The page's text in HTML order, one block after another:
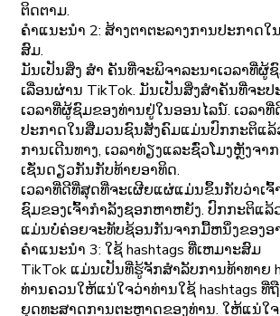
ຕິດຕາມ.
ຄໍາແນະນໍາ 2: ສ້າງຕາຕະລາງການປະກາດໃ
ສົມ.
ມັນເປັນສິ່ງ ສຳ ຄັນທີ່ຈະພິຈາລະນາເວລາທີ່ຜູ້
ເລື່ອນຜ່ານ TikTok. ມັນເປັນສິ່ງສໍາຄັນທີ່ຈະ
ເວລາທີ່ຜູ້ຊົມຂອງທ່ານຢູ່ໃນອອນໄລນ໌. ເວລາ
ປະກາດໃນສື່ມວນຊົນສັງຄົມແມ່ນປົກກະຕິແລ້
ການເດີນທາງ, ເວລາທ່ຽງແລະຊົ່ວໂມງຫຼັງຈາ
ເຊັ່ນດຽວກັນກັບທ້າຍອາທິດ.
ເວລາທີ່ດີທີ່ສຸດທີ່ຈະເຜີຍແຜ່ແມ່ນຂຶ້ນກັບວ່າເຈົ້
ຊົມຂອງເຈົ້າກໍາລັງຊອກຫາຫຍັງ. ປົກກະຕິແລ້
ແມ່ນບໍ່ຄ່ອຍຈະທັບຊ້ອນກັນຈາກມື້ຫນຶ່ງຂອງອ
ຄໍາແນະນໍາ 3: ໃຊ້ hashtags ທີ່ເຫມາະສົມ
TikTok ແມ່ນເປັນທີ່ຮູ້ຈັກສໍາລັບການທ້າທາຍ
ທ່ານຄວນໃຫ້ແນ່ໃຈວ່າທ່ານໃຊ້ hashtags ທີ່
ຍຸດທະສາດການຕະຫຼາດຂອງທ່ານ. ໃຫ້ແນ່ໃຈ